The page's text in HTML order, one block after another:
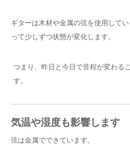
ギターは木材や金属の弦を使用して
って少しずつ状態が変化します。
つまり、昨日と今日で音程が変わる
す。
気温や湿度も影響します
弦は金属でできています。